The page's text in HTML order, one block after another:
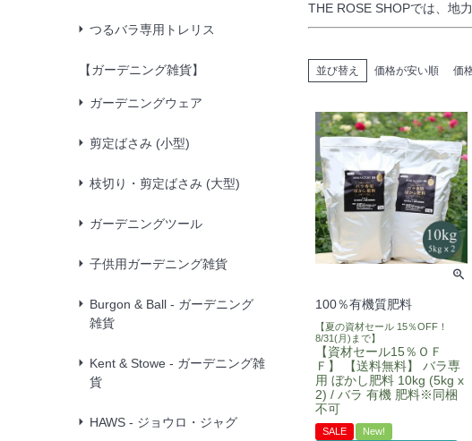
つるバラ専用トレリス
【ガーデニング雑貨】
ガーデニングウェア
剪定ばさみ (小型)
枝切り・剪定ばさみ (大型)
ガーデニングツール
子供用ガーデニング雑貨
Burgon & Ball - ガーデニング
雑貨
Kent & Stowe - ガーデニング雑
貨
HAWS - ジョウロ・ジャグ
THE ROSE SHOPでは、地
並び替え 価格が安い順 価
100％有機質肥料
【夏の資材セール 15％OFF！
8/31(月)まで】
【資材セール15％ＯＦ
Ｆ】 【送料無料】 バラ専
用 ぼかし肥料 10kg (5kg x
2) / バラ 有機 肥料※同梱
不可
SALE
New!